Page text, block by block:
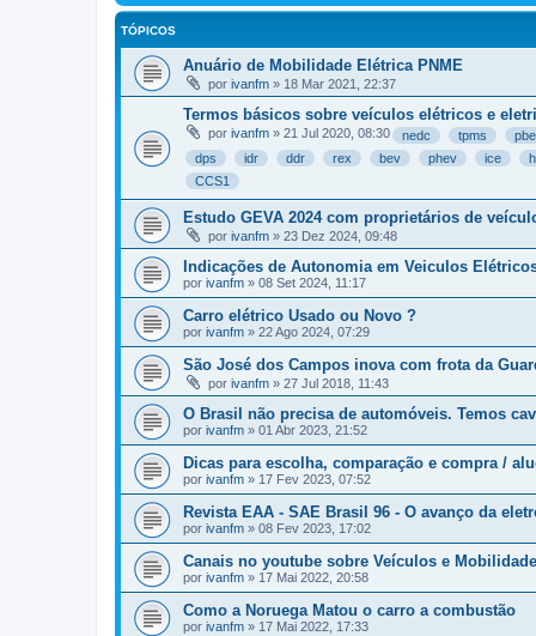
TÓPICOS
Anuário de Mobilidade Elétrica PNME
por ivanfm » 18 Mar 2021, 22:37
Termos básicos sobre veículos elétricos e
por ivanfm » 21 Jul 2020, 08:30 nedc tpms
dps
idr ddr rex bev phev ice
CCS1
Estudo GEVA 2024 com proprietários de
por ivanfm » 23 Dez 2024, 09:48
Indicações de Autonomia em Veiculos
por ivanfm » 08 Set 2024, 11:17
Carro elétrico Usado ou Novo ?
por ivanfm » 22 Ago 2024, 07:29
São José dos Campos inova com frota da
por ivanfm » 27 Jul 2018, 11:43
O Brasil não precisa de automóveis. Temos
por ivanfm » 01 Abr 2023, 21:52
Dicas para escolha, comparação e compra /
por ivanfm » 17 Fev 2023, 07:52
Revista EAA - SAE Brasil 96 - O avanço da
por ivanfm » 08 Fev 2023, 17:02
Canais no youtube sobre Veículos e
por ivanfm » 17 Mai 2022, 20:58
Como a Noruega Matou o carro a combustão
por ivanfm » 17 Mai 2022, 17:33